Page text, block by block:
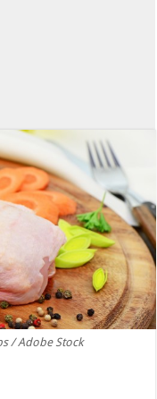
/ Adobe Stock